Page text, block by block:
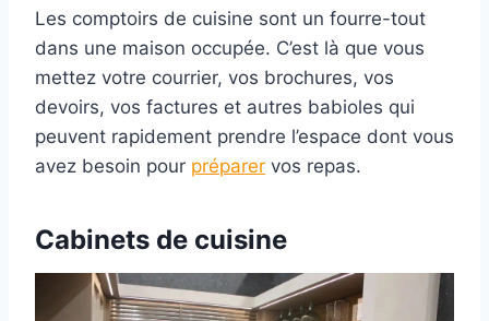
Les comptoirs de cuisine sont un fourre-tout
dans une maison occupée. C’est là que vous
mettez votre courrier, vos brochures, vos
devoirs, vos factures et autres babioles qui
peuvent rapidement prendre l’espace dont vous
avez besoin pour préparer vos repas.
Cabinets de cuisine